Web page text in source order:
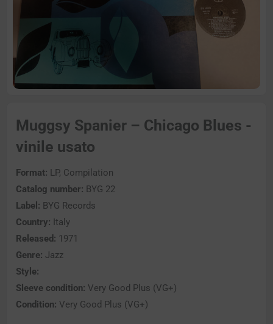
Muggsy Spanier – Chicago Blues -
vinile usato
Format: LP, Compilation
Catalog number: BYG 22
Label: BYG Records
Country: Italy
Released: 1971
Genre: Jazz
Style:
Sleeve condition: Very Good Plus (VG+)
Condition: Very Good Plus (VG+)